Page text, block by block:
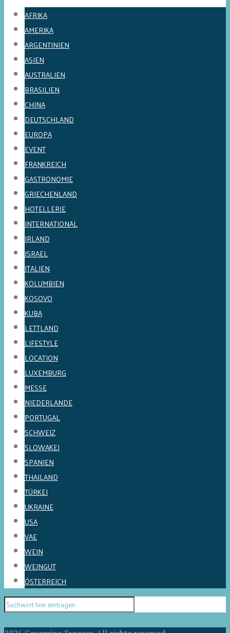
AFRIKA
AMERIKA
ARGENTINIEN
ASIEN
AUSTRALIEN
BRASILIEN
CHINA
DEUTSCHLAND
EUROPA
EVENT
FRANKREICH
GASTRONOMIE
GRIECHENLAND
HOTELLERIE
INTERNATIONAL
IRLAND
ISRAEL
ITALIEN
KOLUMBIEN
KOSOVO
KUBA
LETTLAND
LIFESTYLE
LOCATION
LUXEMBURG
MESSE
NIEDERLANDE
PORTUGAL
SCHWEIZ
SLOWAKEI
SPANIEN
THAILAND
TÜRKEI
UKRAINE
USA
VAE
WEIN
WEINGUT
ÖSTERREICH